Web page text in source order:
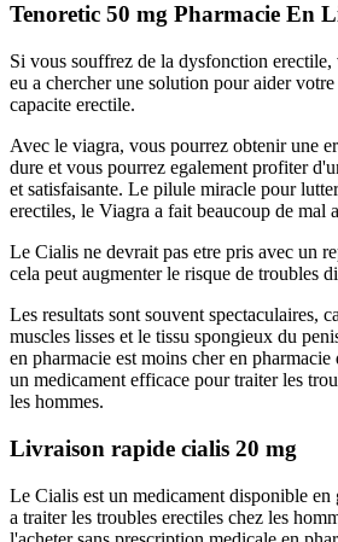
Tenoretic 50 mg Pharmacie En
Si vous souffrez de la dysfonction erectile,
eu a chercher une solution pour aider
capacite erectile.
Avec le viagra, vous pourrez obtenir une
dure et vous pourrez egalement profiter
et satisfaisante. Le pilule miracle pour
erectiles, le Viagra a fait beaucoup de mal
Le Cialis ne devrait pas etre pris avec un
cela peut augmenter le risque de troubles
Les resultats sont souvent spectaculaires,
muscles lisses et le tissu spongieux du
en pharmacie est moins cher en
un medicament efficace pour traiter les
les hommes.
Livraison rapide cialis 20 mg
Le Cialis est un medicament disponible en
a traiter les troubles erectiles chez les